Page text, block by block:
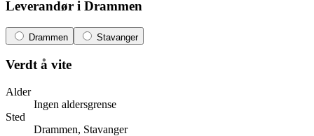
Leverandør i Drammen
Drammen Stavanger
Verdt å vite
Alder
Ingen aldersgrense
Sted
Drammen, Stavanger